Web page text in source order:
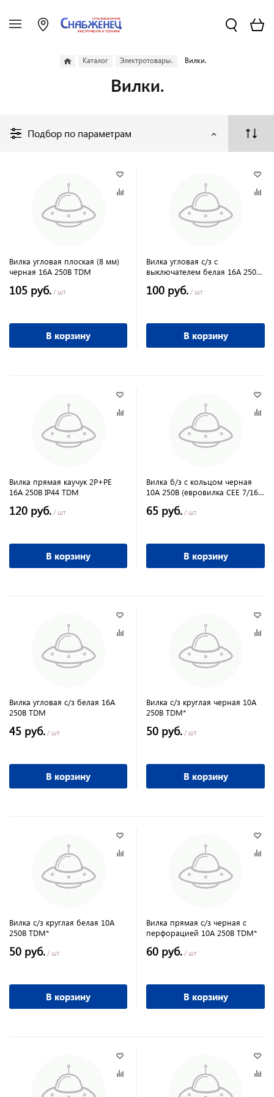
Каталог Электротовары. Вилки.
Вилки.
Подбор по параметрам
Вилка угловая плоская (8 мм)
черная 16А 250В TDM
105 руб. / шт
В корзину
Вилка угловая с/з с
выключателем белая 16А 250В
100 руб. / шт
В корзину
Вилка прямая каучук 2Р+РЕ
16А 250В IP44 TDM
120 руб. / шт
В корзину
Вилка б/з с кольцом черная
10А 250В (евровилка CEE 7/16)
65 руб. / шт
В корзину
Вилка угловая с/з белая 16А
250В TDM
45 руб. / шт
В корзину
Вилка с/з круглая черная 10А
250В TDM*
50 руб. / шт
В корзину
Вилка с/з круглая белая 10А
250В TDM*
50 руб. / шт
В корзину
Вилка прямая с/з черная с
перфорацией 10А 250В TDM*
60 руб. / шт
В корзину